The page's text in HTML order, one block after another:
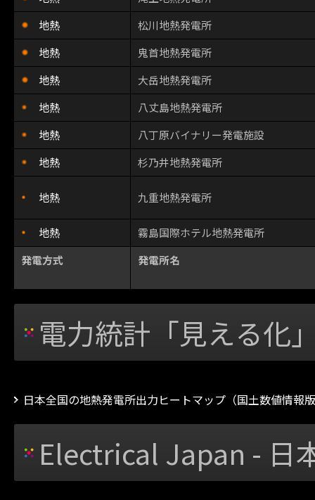
地熱
松川地熱発電所
地熱
鬼首地熱発電所
地熱
大岳地熱発電所
地熱
八丈島地熱発電所
地熱
八丁原バイナリー発電施設
地熱
杉乃井地熱発電所
地熱 九重地熱発電所
地熱
霧島国際ホテル地熱発電所
発電方式
発電所名
電力統計「見える化
日本全国の地熱発電所出力ヒートマップ（国土数値情報
Electrical Japan - 日